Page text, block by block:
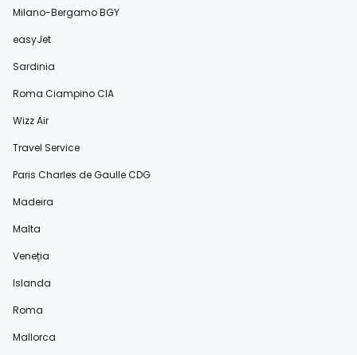
Milano-Bergamo BGY
easyJet
Sardinia
Roma Ciampino CIA
Wizz Air
Travel Service
Paris Charles de Gaulle CDG
Madeira
Malta
Veneția
Islanda
Roma
Mallorca